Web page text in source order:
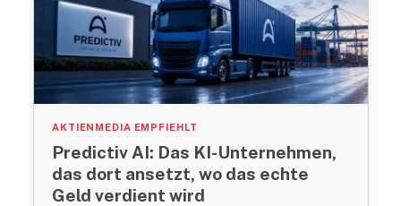
AKTIENMEDIA EMPFIEHLT
Predictiv AI: Das KI-Unternehmen,
das dort ansetzt, wo das echte
Geld verdient wird